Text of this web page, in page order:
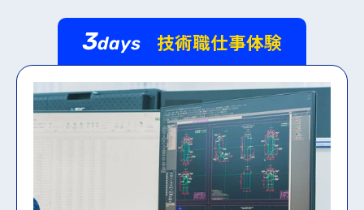
3days 技術職仕事体験